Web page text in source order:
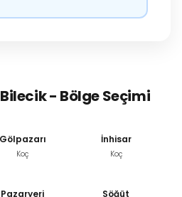
- Bölge Seçimi
Gölpazarı
Koç
İnhisar
Koç
Pazaryeri Söğüt